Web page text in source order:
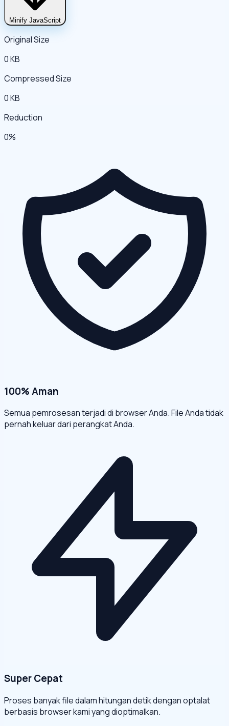
Minify JavaScript
Original Size
0 KB
Compressed Size
0 KB
Reduction
0%
100% Aman
Semua pemrosesan terjadi di browser Anda. File Anda tidak
pernah keluar dari perangkat Anda.
Super Cepat
Proses banyak file dalam hitungan detik dengan optalat
berbasis browser kami yang dioptimalkan.